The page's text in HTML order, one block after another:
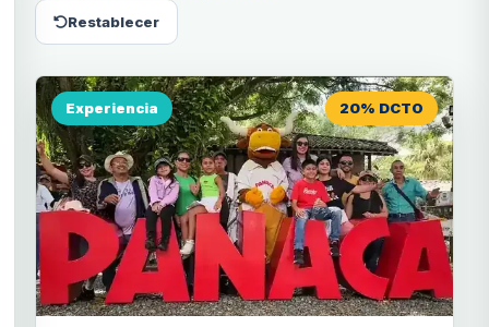
Restablecer
Experiencia 20% DCTO